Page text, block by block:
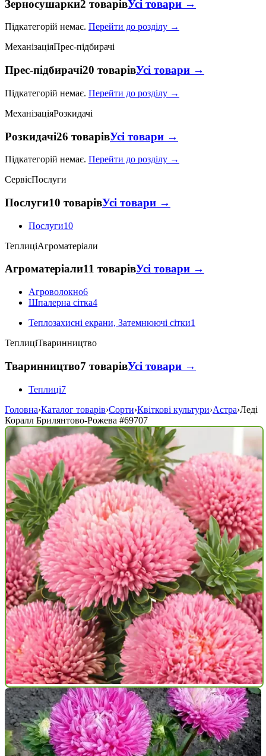
Зерносушарки2 товарівУсі товари →
Підкатегорій немає. Перейти до розділу →
МеханізаціяПрес-підбирачі
Прес-підбирачі20 товарівУсі товари →
Підкатегорій немає. Перейти до розділу →
МеханізаціяРозкидачі
Розкидачі26 товарівУсі товари →
Підкатегорій немає. Перейти до розділу →
СервісПослуги
Послуги10 товарівУсі товари →
Послуги10
ТеплиціАгроматеріали
Агроматеріали11 товарівУсі товари →
Агроволокно6
Шпалерна сітка4
Теплозахисні екрани, Затемнюючі сітки1
ТеплиціТваринництво
Тваринництво7 товарівУсі товари →
Теплиці7
Головна›Каталог товарів›Сорти›Квіткові культури›Астра›Леді
Коралл Брилянтово-Рожева #69707